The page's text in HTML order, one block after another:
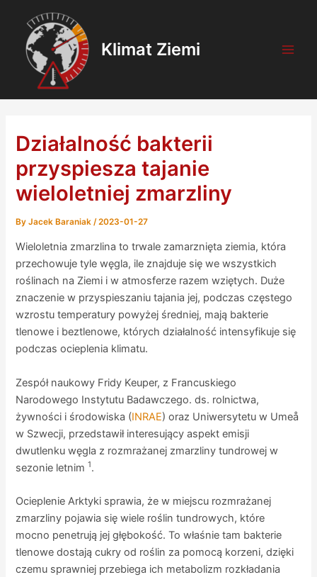
content
Klimat Ziemi
Działalność bakterii
przyspiesza tajanie
wieloletniej zmarzliny
ByJacek Baraniak/2023-01-27
Wieloletnia zmarzlina to trwale zamarznięta ziemia, która
przechowuje tyle węgla, ile znajduje się we wszystkich
roślinach na Ziemi i w atmosferze razem wziętych. Duże
znaczenie w przyspieszaniu tajania jej, podczas częstego
wzrostu temperatury powyżej średniej, mają bakterie
tlenowe i beztlenowe, których działalność intensyfikuje się
podczas ocieplenia klimatu.
Zespół naukowy Fridy Keuper, z Francuskiego
Narodowego Instytutu Badawczego. ds. rolnictwa,
żywności i środowiska (INRAE) oraz Uniwersytetu w Umeå
w Szwecji, przedstawił interesujący aspekt emisji
dwutlenku węgla z rozmrażanej zmarzliny tundrowej w
sezonie letnim 1.
Ocieplenie Arktyki sprawia, że w miejscu rozmrażanej
zmarzliny pojawia się wiele roślin tundrowych, które
mocno penetrują jej głębokość. To właśnie tam bakterie
tlenowe dostają cukry od roślin za pomocą korzeni, dzięki
czemu sprawniej przebiega ich metabolizm rozkładania
navigation